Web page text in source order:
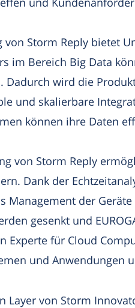
von Storm Reply bietet
im Bereich Big Data
Dadurch wird die
und skalierbare
können ihre Daten
von Storm Reply
Dank der
Management der
gesenkt und
Experte für Cloud
und Anwendungen
Layer von Storm